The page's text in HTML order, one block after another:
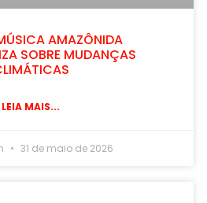
AMAZÔNIDA
SOBRE MUDANÇAS
LEIA MAIS...
31 de maio de 2026